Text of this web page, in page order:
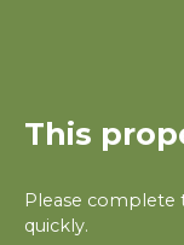
This
Please
quickly.